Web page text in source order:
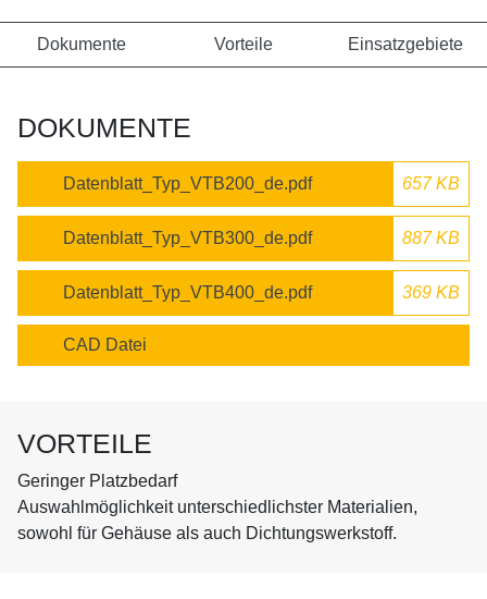
Dokumente Vorteile Einsatzgebiete
DOKUMENTE
Datenblatt_Typ_VTB200_de.pdf 657 KB
Datenblatt_Typ_VTB300_de.pdf 887 KB
Datenblatt_Typ_VTB400_de.pdf 369 KB
CAD Datei
VORTEILE
Geringer Platzbedarf
Auswahlmöglichkeit unterschiedlichster Materialien,
sowohl für Gehäuse als auch Dichtungswerkstoff.